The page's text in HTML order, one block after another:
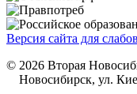
Версия сайта для
© 2026 Вторая
Новосибирск, ул.